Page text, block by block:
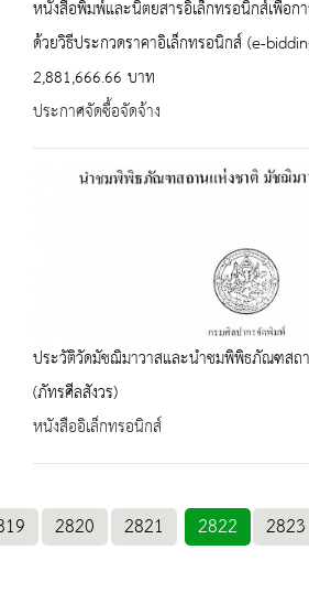
หนังสือพิมพ์และนิตยสารอิเล็กทรอนิกส์เพื่อ
ด้วยวิธีประกวดราคาอิเล็กทรอนิกส์ (e-
2,881,666.66 บาท
ประกาศจัดซื้อจัดจ้าง
ประวัติวัดมัชฌิมาวาสและนำชมพิพิธภัณฑสถ
(ภัทรศีลสังวร)
หนังสืออิเล็กทรอนิกส์
2820 2821 2822 2823